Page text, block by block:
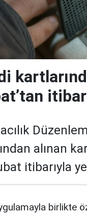
alınan
itibarıyla
birlikte